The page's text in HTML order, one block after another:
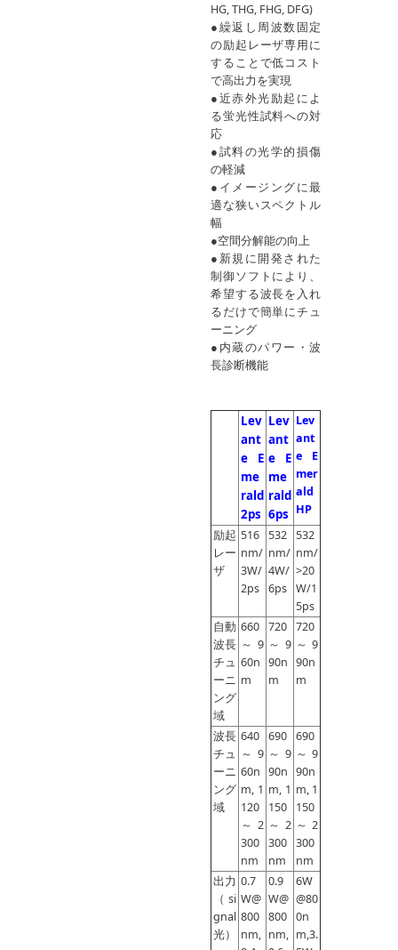
HG, THG, FHG, DFG)
●繰返し周波数固定
の励起レーザ専用に
することで低コスト
で高出力を実現
●近赤外光励起によ
る蛍光性試料への対
応
●試料の光学的損傷
の軽減
●イメージングに最
適な狭いスペクトル
幅
●空間分解能の向上
●新規に開発された
制御ソフトにより、
希望する波長を入れ
るだけで簡単にチュ
ーニング
●内蔵のパワー・波
長診断機能
Lev
ant
e E
me
rald
2ps
Lev
ant
e E
me
rald
6ps
Lev
ant
e E
mer
ald
HP
励起
レー
ザ
516
nm/
3W/
2ps
532
nm/
4W/
6ps
532
nm/
>20
W/1
5ps
自動
波長
チュ
ーニ
ング
域
660
～9
60n
m
720
～9
90n
m
720
～9
90n
m
波長
チュ
ーニ
ング
域
640
～9
60n
m, 1
120
～2
300
nm
690
～9
90n
m, 1
150
～2
300
nm
690
～9
90n
m, 1
150
～2
300
nm
出力
（si
gnal
光）
0.7
W@
800
nm,
0.9
W@
800
nm,
6W
@80
0n
m,3.